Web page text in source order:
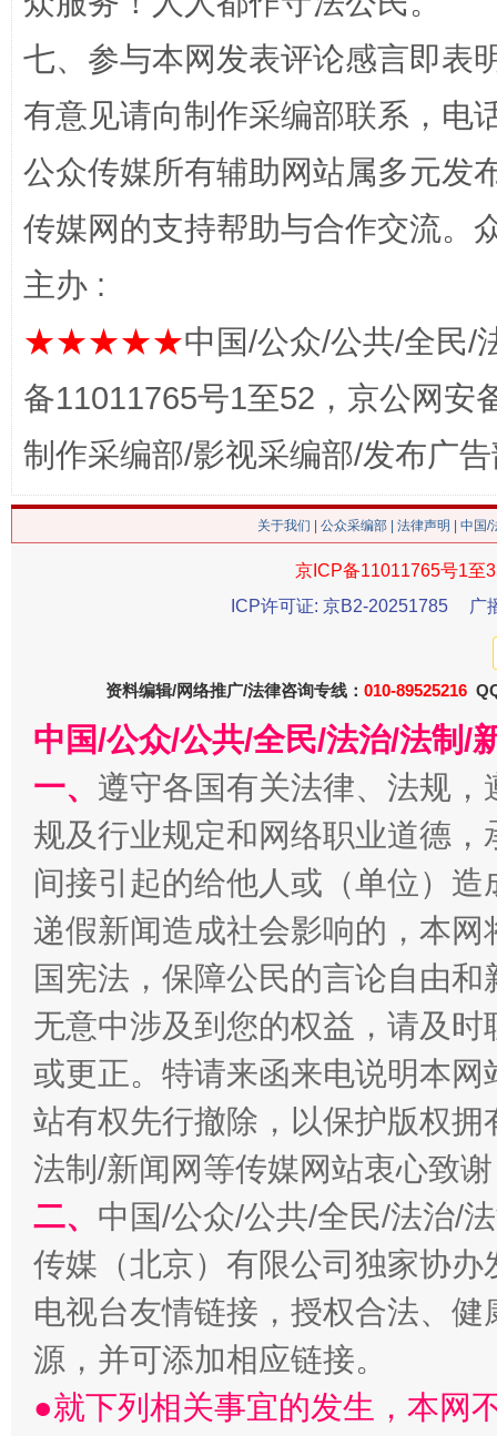
网上购药对药下症？
这是一记警钟！ 谢
今
习近平的博鳌关键词
魏明亮
“刷贴”乱象丛生
七、参与本网发表评论感言即表
有意见请向制作采编部联系，电
公众传媒所有辅助网站属多元发
传媒网的支持帮助与合作交流。
主办 :
★★★★★中国/公众/公共/全民/
备11011765号1至52，京公网安
制作采编部/影视采编部/发布广
关于我们 公众采编部 法律声明 | 中国
京ICP备11011765号1至
ICP许可证: 京B2-20251785
广
资料编辑/网络推广/法律咨询专线： 010-89525216
中国/公众/公共/全民/法治/法制/
一、 遵守各国有关法律、法规
规及行业规定和网络职业道德
间接引起的给他人或（单位）
递假新闻造成社会影响的，本
国宪法，保障公民的言论自由
无意中涉及到您的权益，请及
或更正。特请来函来电说明本
站有权先行撤除，以保护版权
法制/新闻网等传媒网站衷心致
二、 中国/公众/公共/全民/法治/
传媒（北京）有限公司独家协
电视台友情链接，授权合法、
源，并可添加相应链接。
●就下列相关事宜的发生，本网